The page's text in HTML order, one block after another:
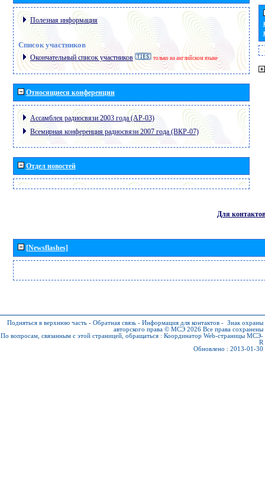
Полезная информация
Список участников
Окончательный список участников только на английском языке
Относящиеся конференции
Ассамблея радиосвязи 2003 года (АР-03)
Всемирная конференция радиосвязи 2007 года (ВКР-07)
Отдел новостей
Для контактов
[Newsflashes]
Подняться в верхнюю часть - Обратная связь - Информация для контактов - Знак охраны
авторского права © МСЭ 2026 Все права сохранены
По вопросам, связанным с этой страницей, обращаться : Координатор Web-страницы МСЭ-
R
Обновлено : 2013-01-30